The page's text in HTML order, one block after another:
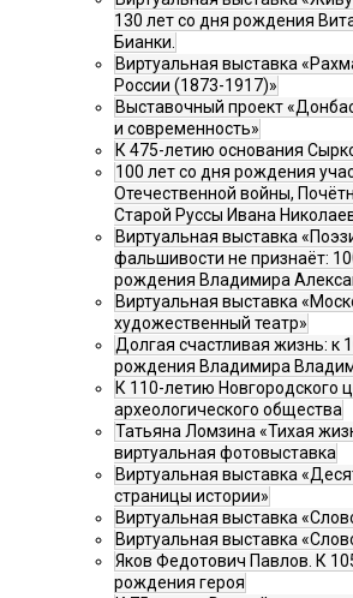
130 лет со дня рождения
Бианки.
Виртуальная выставка
России (1873-1917)»
Выставочный проект
и современность»
К 475-летию основания
100 лет со дня рождения
Отечественной войны,
Старой Руссы Ивана
Виртуальная выставка
фальшивости не признаёт:
рождения Владимира
Виртуальная выставка
художественный театр»
Долгая счастливая жизнь: к
рождения Владимира
К 110-летию Новгородского
археологического общества
Татьяна Ломзина «Тихая
виртуальная фотовыставка
Виртуальная выставка
страницы истории»
Виртуальная выставка
Виртуальная выставка
Яков Федотович Павлов. К
рождения героя